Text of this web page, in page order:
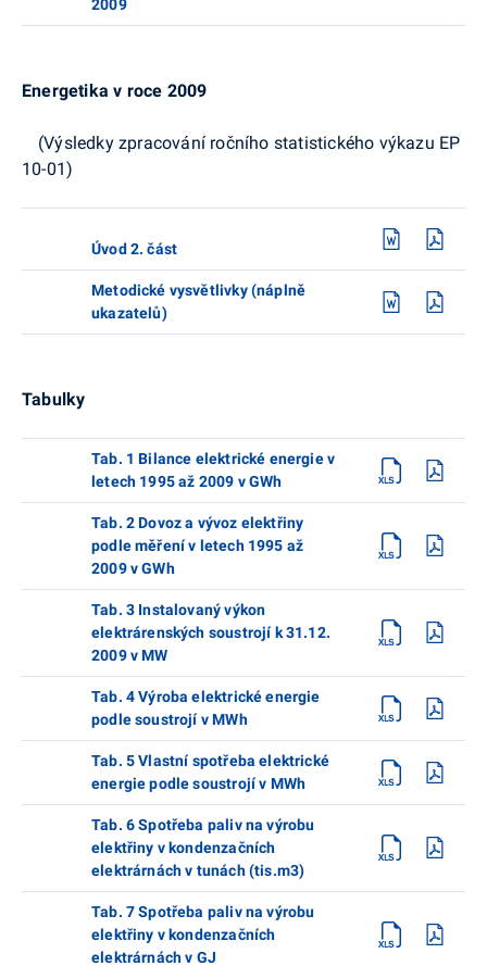
2009
Energetika v roce 2009
(Výsledky zpracování ročního statistického výkazu EP
10-01)
Úvod 2. část
Metodické vysvětlivky (náplně
ukazatelů)
Tabulky
Tab. 1 Bilance elektrické energie v
letech 1995 až 2009 v GWh
Tab. 2 Dovoz a vývoz elektřiny
podle měření v letech 1995 až
2009 v GWh
Tab. 3 Instalovaný výkon
elektrárenských soustrojí k 31.12.
2009 v MW
Tab. 4 Výroba elektrické energie
podle soustrojí v MWh
Tab. 5 Vlastní spotřeba elektrické
energie podle soustrojí v MWh
Tab. 6 Spotřeba paliv na výrobu
elektřiny v kondenzačních
elektrárnách v tunách (tis.m3)
Tab. 7 Spotřeba paliv na výrobu
elektřiny v kondenzačních
elektrárnách v GJ